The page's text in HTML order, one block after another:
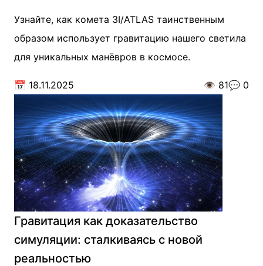
Узнайте, как комета 3I/ATLAS таинственным
образом использует гравитацию нашего светила
для уникальных манёвров в космосе.
📅 18.11.2025 👁️ 81💬 0
Гравитация как доказательство
симуляции: сталкиваясь с новой
реальностью